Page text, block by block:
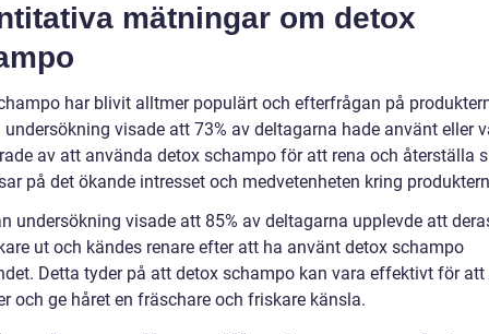
mätningar om detox
har blivit alltmer populärt och efterfrågan på
undersökning visade att 73% av deltagarna hade använt eller
av att använda detox schampo för att rena och återställa
på det ökande intresset och medvetenheten kring
undersökning visade att 85% av deltagarna upplevde att
ut och kändes renare efter att ha använt detox schampo
Detta tyder på att detox schampo kan vara effektivt för
och ge håret en fräschare och friskare känsla.